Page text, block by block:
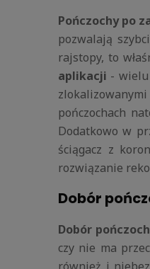
Pończochy po
pozwalają
rajstopy, to
aplikacji - wielu
pończochach
Dodatkowo w
ściągacz z
rozwiązanie
Dobór
Dobór
czy nie ma